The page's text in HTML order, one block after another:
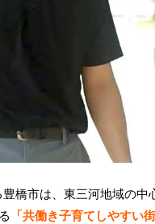
橋市は、東三河地域の
「共働き子育てしやすい